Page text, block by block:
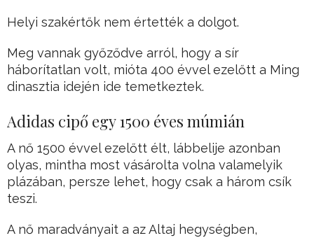
Helyi szakértők nem értették a dolgot.
Meg vannak győződve arról, hogy a sír
háborítatlan volt, mióta 400 évvel ezelőtt a Ming
dinasztia idején ide temetkeztek.
Adidas cipő egy 1500 éves múmián
A nő 1500 évvel ezelőtt élt, lábbelije azonban
olyas, mintha most vásárolta volna valamelyik
plázában, persze lehet, hogy csak a három csík
teszi.
A nő maradványait a az Altaj hegységben,